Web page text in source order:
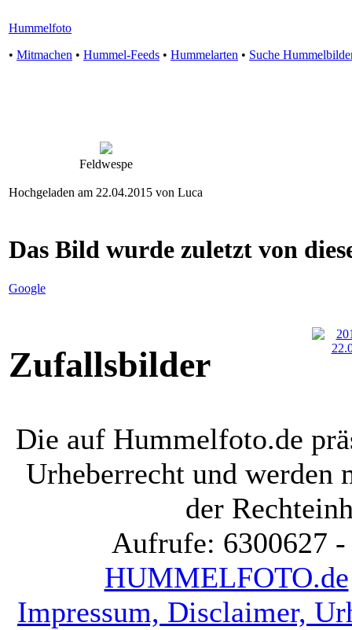
Hummelfoto
• Mitmachen • Hummel-Feeds • Hummelarten • Suche
Feldwespe
Hochgeladen am 22.04.2015 von Luca
Das Bild wurde zuletzt von
Google
Zufallsbilder
Die auf Hummelfoto.de
Urheberrecht und werden
der
Aufrufe: 6300627
HUMMELFOTO.de
Impressum, Disclaimer,